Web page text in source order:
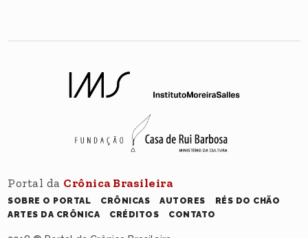
Portal da Crônica Brasileira
SOBRE O PORTAL CRÔNICAS AUTORES
RÉS DO CHÃO
ARTES DA CRÔNICA
CRÉDITOS CONTATO